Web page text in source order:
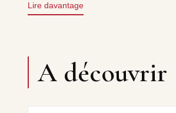
DIRECTION ARTISTIQUE : JEAN
DON’T LET ME GO) • I WANT TO
HE KNOWS HOW MUCH WE
THE TROUBLE I’VE SEEN • I
Lire davantage
A découvrir